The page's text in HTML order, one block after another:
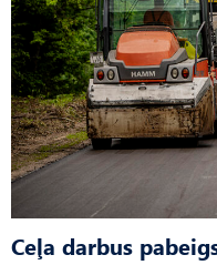
Ceļa darbus